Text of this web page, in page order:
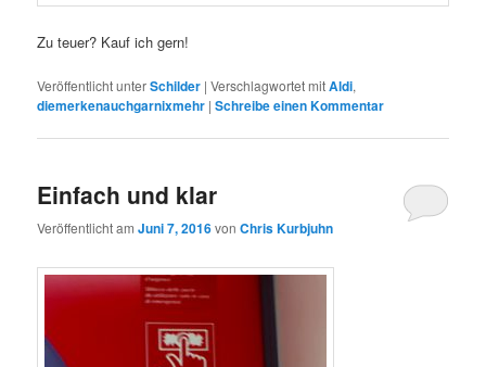
Zu teuer? Kauf ich gern!
Veröffentlicht unterSchilder |Verschlagwortet mitAldi,
diemerkenauchgarnixmehr |Schreibe einen Kommentar
Einfach und klar
Veröffentlicht amJuni 7, 2016vonChris Kurbjuhn